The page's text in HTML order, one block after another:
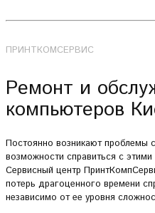
ПРИНТКОМСЕРВИС
Ремонт и
компьютеров
Постоянно возникают проблемы
возможности справиться с
Сервисный центр
потерь драгоценного времени
независимо от ее уровня